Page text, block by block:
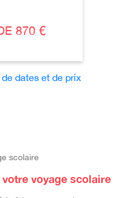
870 €
dates et de prix
voyage scolaire